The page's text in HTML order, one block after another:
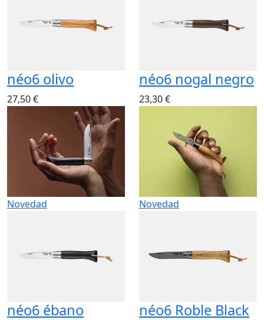
néo6 olivo
27,50 €
néo6 nogal negro
23,30 €
Novedad
néo6 ébano
Novedad
néo6 Roble Black